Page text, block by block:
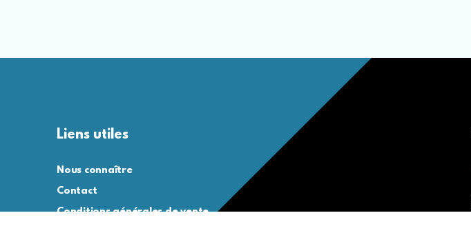
Liens utiles
Nous connaître
Contact
Conditions générales de vente